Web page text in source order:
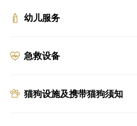
幼儿服务
急救设备
猫狗设施及携带猫狗须知